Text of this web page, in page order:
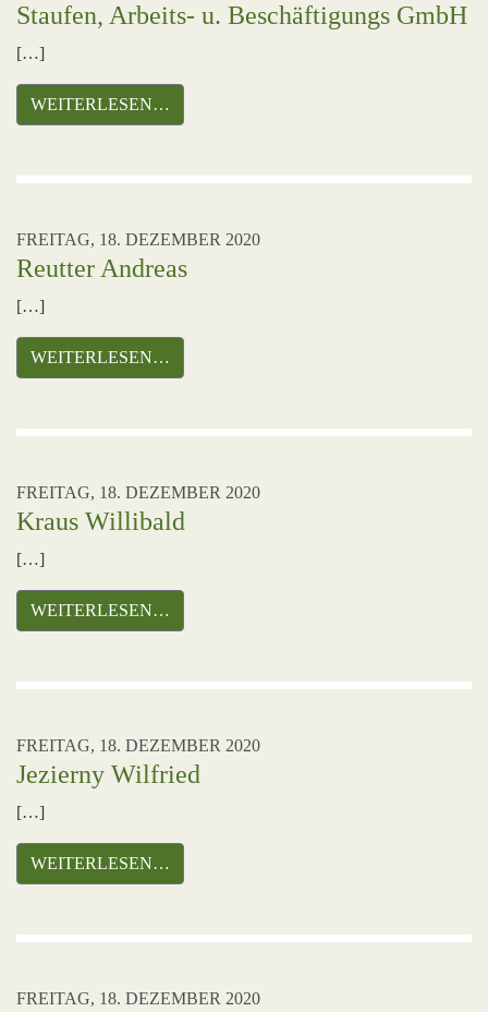
Staufen, Arbeits- u. Beschäftigungs GmbH
[…]
WEITERLESEN…
FREITAG, 18. DEZEMBER 2020
Reutter Andreas
[…]
WEITERLESEN…
FREITAG, 18. DEZEMBER 2020
Kraus Willibald
[…]
WEITERLESEN…
FREITAG, 18. DEZEMBER 2020
Jezierny Wilfried
[…]
WEITERLESEN…
FREITAG, 18. DEZEMBER 2020